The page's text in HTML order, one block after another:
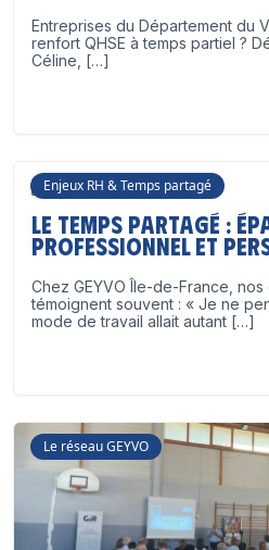
Entreprises du Département du
renfort QHSE à temps partiel ?
Céline, […]
Enjeux RH & Temps partagé
17 juillet 2025 Geyvo
Le temps partagé :
professionnel ET
Chez GEYVO Île-de-France,
témoignent souvent : « Je ne
mode de travail allait autant […]
Le réseau GEYVO